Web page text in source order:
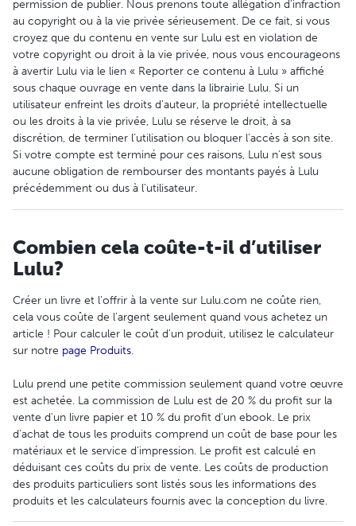
permission de publier. Nous prenons toute allégation d’infraction
au copyright ou à la vie privée sérieusement. De ce fait, si vous
croyez que du contenu en vente sur Lulu est en violation de
votre copyright ou droit à la vie privée, nous vous encourageons
à avertir Lulu via le lien « Reporter ce contenu à Lulu » affiché
sous chaque ouvrage en vente dans la librairie Lulu. Si un
utilisateur enfreint les droits d’auteur, la propriété intellectuelle
ou les droits à la vie privée, Lulu se réserve le droit, à sa
discrétion, de terminer l’utilisation ou bloquer l’accès à son site.
Si votre compte est terminé pour ces raisons, Lulu n’est sous
aucune obligation de rembourser des montants payés à Lulu
précédemment ou dus à l’utilisateur.
Combien cela coûte-t-il d’utiliser
Lulu?
Créer un livre et l'offrir à la vente sur Lulu.com ne coûte rien,
cela vous coûte de l'argent seulement quand vous achetez un
article ! Pour calculer le coût d'un produit, utilisez le calculateur
sur notre page Produits.
Lulu prend une petite commission seulement quand votre œuvre
est achetée. La commission de Lulu est de 20 % du profit sur la
vente d'un livre papier et 10 % du profit d’un ebook. Le prix
d'achat de tous les produits comprend un coût de base pour les
matériaux et le service d'impression. Le profit est calculé en
déduisant ces coûts du prix de vente. Les coûts de production
des produits particuliers sont listés sous les informations des
produits et les calculateurs fournis avec la conception du livre.